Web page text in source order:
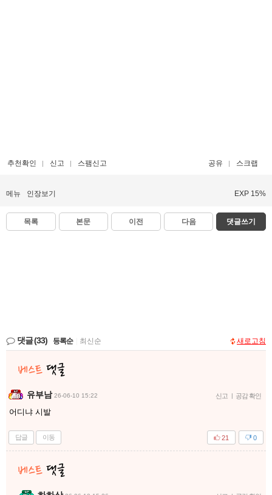
추천확인 신고 스팸신고 공유 스크랩
메뉴 인장보기 EXP 15%
목록 본문 이전 다음 댓글쓰기
댓글(33) 등록순 최신순 새로고침
유부남 26-06-10 15:22 신고 | 공감 확인
어디냐 시발
답글 이동 0
21